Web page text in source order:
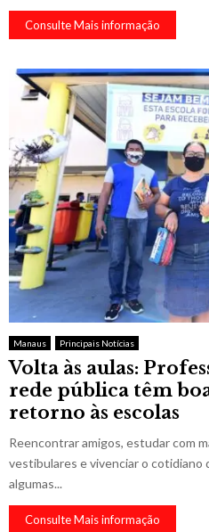
Consulte Mais informação
Manaus Principais Notícias
Volta às aulas:
rede pública têm
retorno às escolas
Reencontrar amigos, estudar com
vestibulares e vivenciar o cotidiano
algumas...
Consulte Mais informação